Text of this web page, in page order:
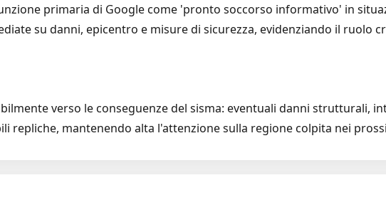
primaria di Google come 'pronto soccorso informativo' in
su danni, epicentro e misure di sicurezza, evidenziando il ruolo
verso le conseguenze del sisma: eventuali danni strutturali,
repliche, mantenendo alta l'attenzione sulla regione colpita nei